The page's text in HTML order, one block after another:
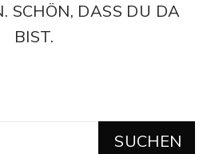
SCHÖN, DASS DU DA
BIST.